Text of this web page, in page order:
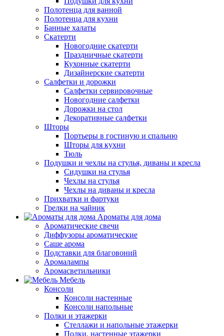
Полотенца для ванной
Полотенца для кухни
Банные халаты
Скатерти
Новогодние скатерти
Праздничные скатерти
Кухонные скатерти
Дизайнерские скатерти
Салфетки и дорожки
Салфетки сервировочные
Новогодние салфетки
Дорожки на стол
Декоративные салфетки
Шторы
Портьеры в гостиную и спальню
Шторы для кухни
Тюль
Подушки и чехлы на стулья, диваны и кресла
Сидушки на стулья
Чехлы на стулья
Чехлы на диваны и кресла
Прихватки и фартуки
Грелки на чайник
Ароматы для дома
Ароматические свечи
Диффузоры ароматические
Саше арома
Подставки для благовоний
Аромалампы
Аромасветильники
Мебель
Консоли
Консоли настенные
Консоли напольные
Полки и этажерки
Стеллажи и напольные этажерки
Полки, настенные этажерки